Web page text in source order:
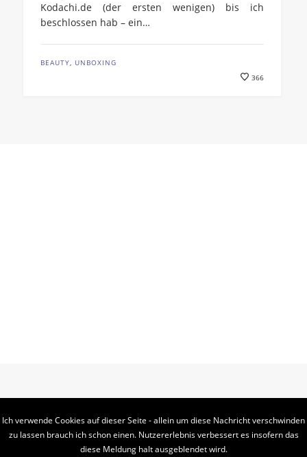
Kodachi.de (der ersten wenigen) bis ich
beschlossen hab – ein…
BEAUTY, UNBOXING
366
Ich verwende Cookies auf dieser Seite - allein um diese Nachricht verschwinden
zu lassen brauch ich schon einen. Nutzererlebnis verbessert es insofern das
diese Meldung halt ausgeblendet wird.